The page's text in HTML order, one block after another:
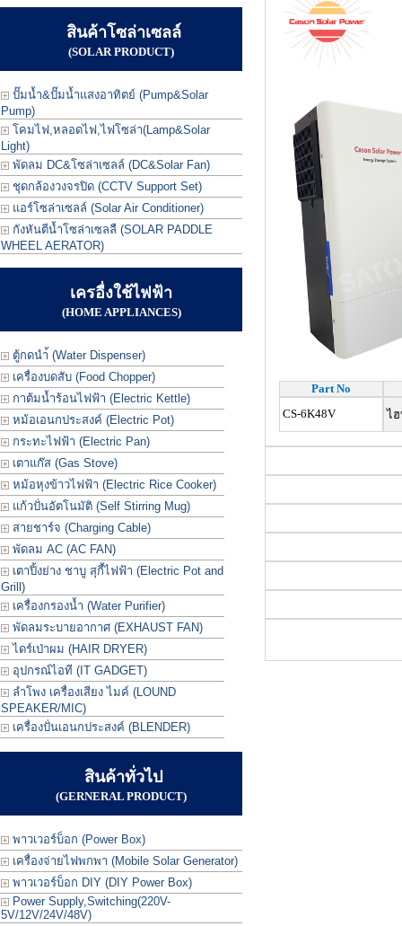
สินค้าโซล่าเซลล์
(SOLAR PRODUCT)
ปั๊มน้ำ&ปั๊มน้ำแสงอาทิตย์ (Pump&Solar
Pump)
โคมไฟ,หลอดไฟ,ไฟโซล่า(Lamp&Solar
Light)
พัดลม DC&โซล่าเซลล์ (DC&Solar Fan)
ชุดกล้องวงจรปิด (CCTV Support Set)
แอร์โซล่าเซลล์ (Solar Air Conditioner)
กังหันตีน้ำโซล่าเซลลื (SOLAR PADDLE
WHEEL AERATOR)
เครอื่งใช้ไฟฟ้า
(HOME APPLIANCES)
ตู้กดนำ้ (Water Dispenser)
เครื่องบดสับ (Food Chopper)
กาต้มน้ำร้อนไฟฟ้า (Electric Kettle)
หม้อเอนกประสงค์ (Electric Pot)
กระทะไฟฟ้า (Electric Pan)
เตาแก๊ส (Gas Stove)
หม้อหุงข้าวไฟฟ้า (Electric Rice Cooker)
แก้วปั่นอัตโนมัติ (Self Stirring Mug)
สายชาร์จ (Charging Cable)
พัดลม AC (AC FAN)
เตาปิ้งย่าง ชาบู สุกี้ไฟฟ้า (Electric Pot and
Grill)
เครื่องกรองน้ำ (Water Purifier)
พัดลมระบายอากาศ (EXHAUST FAN)
ไดร์เป่าผม (HAIR DRYER)
อุปกรณ์ไอที (IT GADGET)
ลำโพง เครื่องเสียง ไมค์ (LOUND
SPEAKER/MIC)
เครื่องปั่นเอนกประสงค์ (BLENDER)
สินค้าทั่วไป
(GERNERAL PRODUCT)
พาวเวอร์บ็อก (Power Box)
เครื่องจ่ายไฟพกพา (Mobile Solar Generator)
พาวเวอร์บ็อก DIY (DIY Power Box)
Power Supply,Switching(220V-
5V/12V/24V/48V)
Part No
CS-6K48V
ไฮ